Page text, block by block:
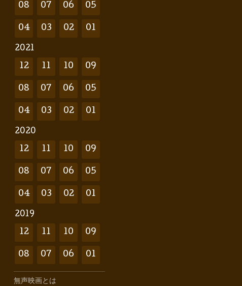
08 07 06 05
04 03 02 01
2021
12 11 10 09
08 07 06 05
04 03 02 01
2020
12 11 10 09
08 07 06 05
04 03 02 01
2019
12 11 10 09
08 07 06 01
無声映画とは